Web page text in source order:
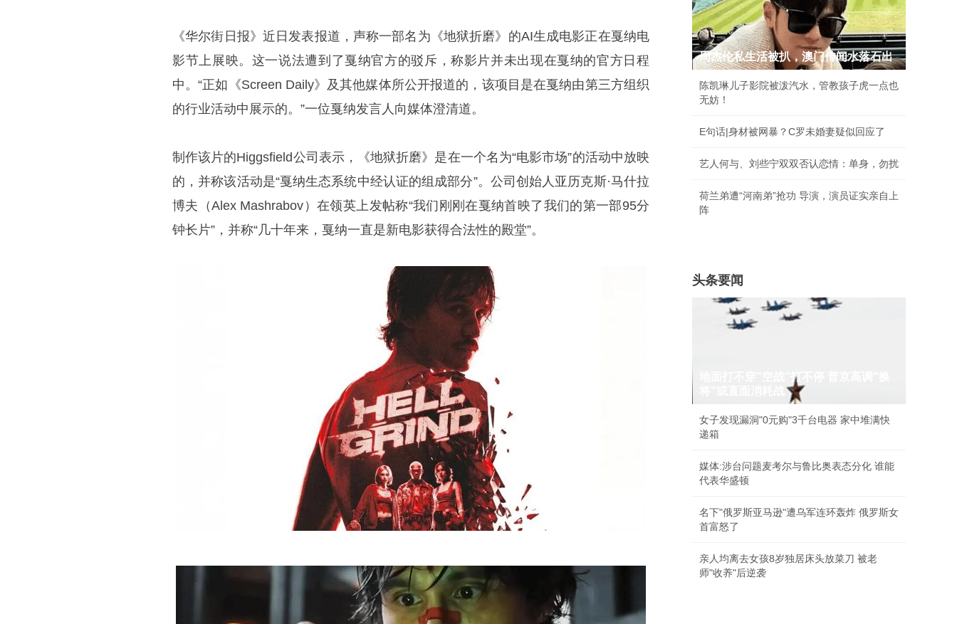
《华尔街日报》近日发表报道，声称一部名为《地狱折磨》的AI生成电影正在戛纳电
影节上展映。这一说法遭到了戛纳官方的驳斥，称影片并未出现在戛纳的官方日程
中。“正如《Screen Daily》及其他媒体所公开报道的，该项目是在戛纳由第三方组织
的行业活动中展示的。”一位戛纳发言人向媒体澄清道。
制作该片的Higgsfield公司表示，《地狱折磨》是在一个名为“电影市场”的活动中放映
的，并称该活动是“戛纳生态系统中经认证的组成部分”。公司创始人亚历克斯·马什拉
博夫（Alex Mashrabov）在领英上发帖称“我们刚刚在戛纳首映了我们的第一部95分
钟长片”，并称“几十年来，戛纳一直是新电影获得合法性的殿堂”。
周杰伦私生活被扒，澳门传闻水落石出
陈凯琳儿子影院被泼汽水，管教孩子虎一点也
无妨！
E句话|身材被网暴？C罗未婚妻疑似回应了
艺人何与、刘些宁双双否认恋情：单身，勿扰
荷兰弟遭“河南弟”抢功 导演，演员证实亲自上
阵
头条要闻
地面打不穿"空战"打不停 普京高调"换
女子发现漏洞"0元购"3千台电器 家中堆满快
递箱
媒体:涉台问题麦考尔与鲁比奥表态分化 谁能
代表华盛顿
名下"俄罗斯亚马逊"遭乌军连环轰炸 俄罗斯女
首富怒了
亲人均离去女孩8岁独居床头放菜刀 被老
师"收养"后逆袭